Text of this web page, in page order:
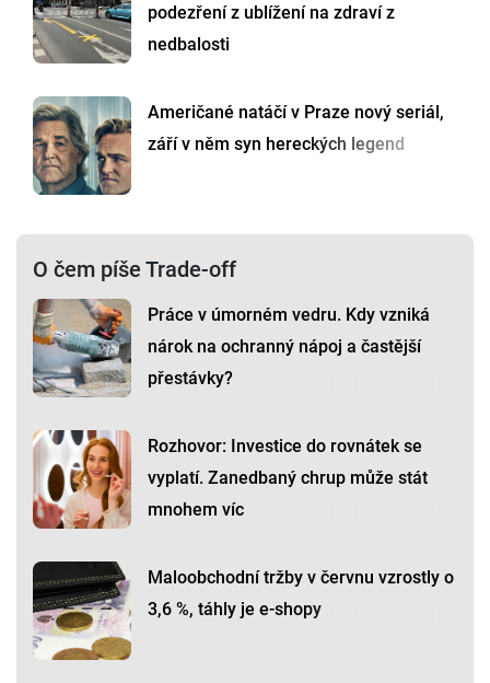
podezření z ublížení na zdraví z
nedbalosti
Američané natáčí v Praze nový seriál,
září v něm syn hereckých legend
O čem píše Trade-off
Práce v úmorném vedru. Kdy vzniká
nárok na ochranný nápoj a častější
přestávky?
Rozhovor: Investice do rovnátek se
vyplatí. Zanedbaný chrup může stát
mnohem víc
Maloobchodní tržby v červnu vzrostly o
3,6 %, táhly je e-shopy